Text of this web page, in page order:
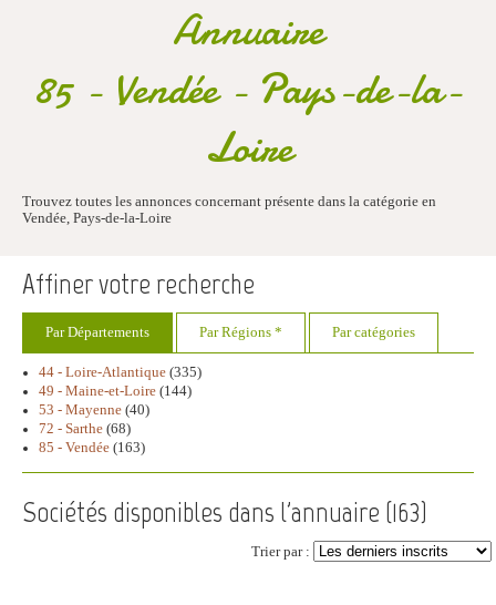
Annuaire
85 - Vendée - Pays-de-la-
Loire
Trouvez toutes les annonces concernant présente dans la catégorie en
Vendée, Pays-de-la-Loire
Affiner votre recherche
Par Départements Par Régions * Par catégories
44 - Loire-Atlantique (335)
49 - Maine-et-Loire (144)
53 - Mayenne (40)
72 - Sarthe (68)
85 - Vendée (163)
Sociétés disponibles dans l'annuaire (163)
Trier par :